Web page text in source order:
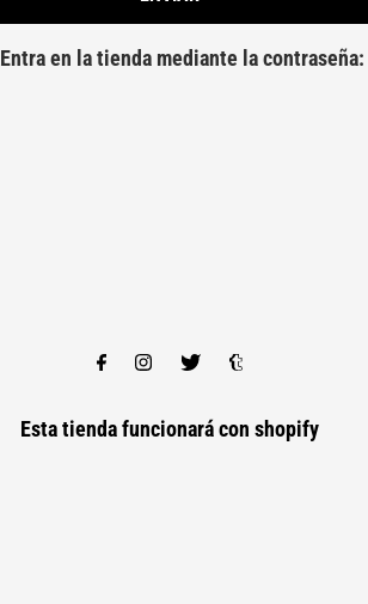
Entra en la tienda mediante la contraseña:
Esta tienda funcionará con shopify